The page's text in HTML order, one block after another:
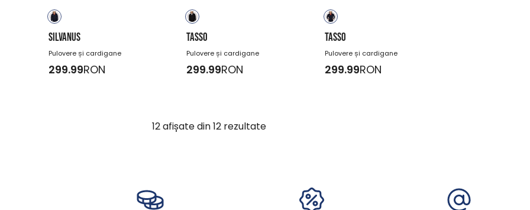
SILVANUS
Pulovere și cardigane
299.99RON
TASSO
Pulovere și cardigane
299.99RON
TASSO
Pulovere și cardigane
299.99RON
12afișate din12 rezultate